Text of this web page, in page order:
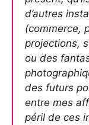
d’autres
(commerce,
projections,
ou des
des futurs
entre mes
péril de ces